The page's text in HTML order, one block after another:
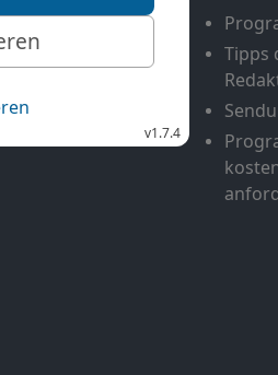
Bibel TV
Bibel TV Impuls
MeinGottesdienst
Tipps